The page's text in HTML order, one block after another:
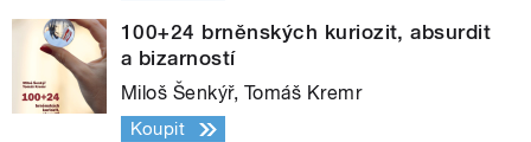
100+24 brněnských kuriozit, absurdit
a bizarností
Miloš Šenkýř, Tomáš Kremr
Koupit